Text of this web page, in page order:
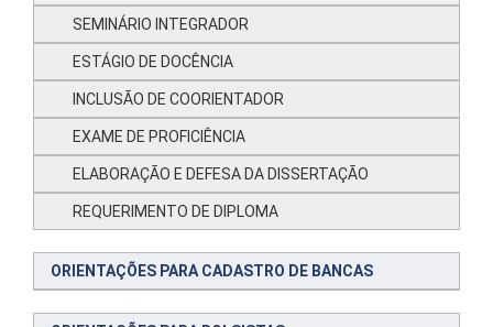
SEMINÁRIO INTEGRADOR
ESTÁGIO DE DOCÊNCIA
INCLUSÃO DE COORIENTADOR
EXAME DE PROFICIÊNCIA
ELABORAÇÃO E DEFESA DA DISSERTAÇÃO
REQUERIMENTO DE DIPLOMA
ORIENTAÇÕES PARA CADASTRO DE BANCAS